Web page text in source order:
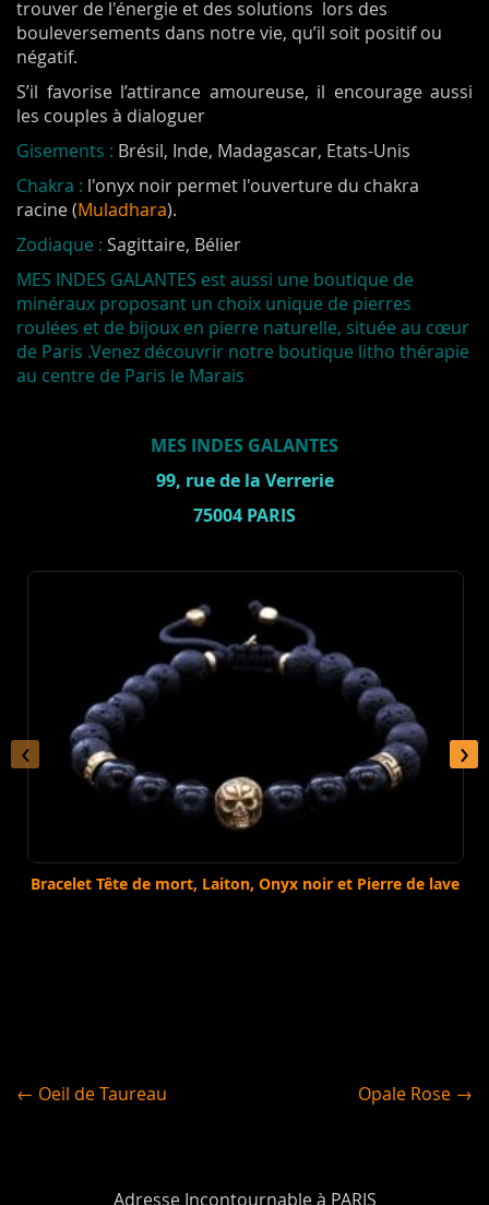
trouver de l'énergie et des solutions lors des
bouleversements dans notre vie, qu’il soit positif ou
négatif.
S’il favorise l’attirance amoureuse, il encourage aussi
les couples à dialoguer
Gisements : Brésil, Inde, Madagascar, Etats-Unis
Chakra : l'onyx noir permet l'ouverture du chakra
racine (Muladhara).
Zodiaque : Sagittaire, Bélier
MES INDES GALANTES est aussi une boutique de
minéraux proposant un choix unique de pierres
roulées et de bijoux en pierre naturelle, située au cœur
de Paris .Venez découvrir notre boutique litho thérapie
au centre de Paris le Marais
MES INDES GALANTES
99, rue de la Verrerie
75004 PARIS
Bracelet Tête de mort, Laiton, Onyx noir et Pierre de lave
‹ ›
← Oeil de Taureau Opale Rose →
Adresse Incontournable à PARIS